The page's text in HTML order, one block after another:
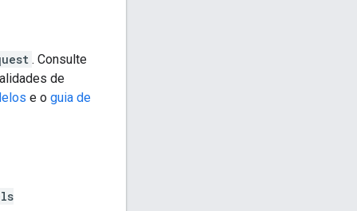
. Consulte
de
e o guia de